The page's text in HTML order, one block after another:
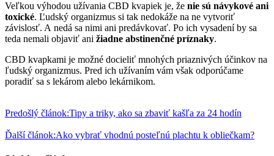
Veľkou výhodou užívania CBD kvapiek je, že nie sú návykové ani
toxické. Ľudský organizmus si tak nedokáže na ne vytvoriť
závislosť. A nedá sa nimi ani predávkovať. Po ich vysadení by sa
teda nemali objaviť ani žiadne abstinenčné príznaky.
CBD kvapkami je možné docieliť mnohých priaznivých účinkov na
ľudský organizmus. Pred ich užívaním vám však odporúčame
poradiť sa s lekárom alebo lekárnikom.
Predošlý článok:Tipy a triky, ako sa zbaviť kašľa za 24 hodín
Ďalší článok:Ako vybrať vhodnú posteľnú plachtu k obliečkam?